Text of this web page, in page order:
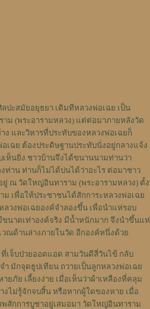
ปะสมัยอยุธยา เดิมทีหลวงพ่อเฉย เป็น
ม (พระอารามหลวง) แต่ต่อมาภายหลังวัด
ง และวิหารที่ประทับของหลวงพ่อเฉยก็
ฉย ต้องประดิษฐานประทับนั่งอยู่กลางแจ้ง
ห็นยิ่ง ชาวบ้านจึงได้ขนานนามท่านว่า
ท่าน ท่านก็ไม่ได้บ่นได้ว่าอะไร ต่อมาชาว
ณ วัดใหญ่อินทาราม (พระอารามหลวง) ตั้ง
ม เพื่อให้ประชาชนได้สักการะหลวงพ่อเฉย
วงพ่อเฉยองค์จำลองขึ้น เพื่อนำแห่รอบ
นาดเท่าองค์จริง มีน้ำหนักมาก จึงนำขึ้นแห่
ณด้านล่างภายในวัด อีกองค์หนึ่งด้วย
เจ็บป่วยออดแอด สามวันดีสี่วันไข้ กลับ
ำ มักจุดธูปเทียน ถวายเป็นลูกหลวงพ่อเฉย
ภัย เลี้ยงง่าย เมื่อเห็นว่าผ้าเหลืองที่คลุม
ไม่รู้จักจบสิ้น หรือหากผู้ใดของหาย เมื่อ
สักการบูชาอยู่เสมอมา วัดใหญ่อินทาราม